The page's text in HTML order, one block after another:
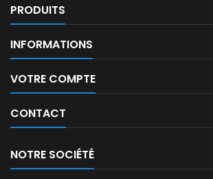
PRODUITS
INFORMATIONS
VOTRE COMPTE
CONTACT
NOTRE SOCIÉTÉ